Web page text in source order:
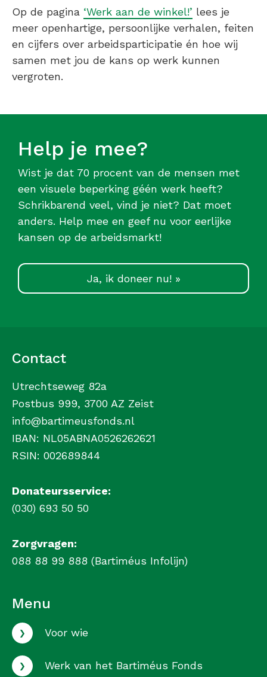
Op de pagina ‘Werk aan de winkel!’ lees je
meer openhartige, persoonlijke verhalen, feiten
en cijfers over arbeidsparticipatie én hoe wij
samen met jou de kans op werk kunnen
vergroten.
Help je mee?
Wist je dat 70 procent van de mensen met
een visuele beperking géén werk heeft?
Schrikbarend veel, vind je niet? Dat moet
anders. Help mee en geef nu voor eerlijke
kansen op de arbeidsmarkt!
Ja, ik doneer nu! »
Contact
Utrechtseweg 82a
Postbus 999, 3700 AZ Zeist
info@bartimeusfonds.nl
IBAN: NL05ABNA0526262621
RSIN: 002689844
Donateursservice:
(030) 693 50 50
Zorgvragen:
088 88 99 888 (Bartiméus Infolijn)
Menu
› Voor wie
› Werk van het Bartiméus Fonds